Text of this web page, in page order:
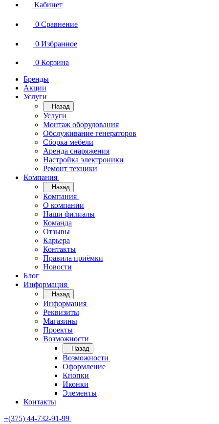
Кабинет
0 Сравнение
0 Избранное
0 Корзина
Бренды
Акции
Услуги
Назад
Услуги
Монтаж оборудования
Обслуживание генераторов
Сборка мебели
Аренда снаряжения
Настройка электроники
Ремонт техники
Компания
Назад
Компания
О компании
Наши филиалы
Команда
Отзывы
Карьера
Контакты
Правила приёмки
Новости
Блог
Информация
Назад
Информация
Реквизиты
Магазины
Проекты
Возможности
Назад
Возможности
Оформление
Кнопки
Иконки
Элементы
Контакты
+(375) 44-732-91-99